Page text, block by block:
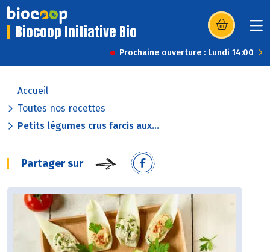
Biocoop Initiative Bio (s’ouvre dans
Prochaine ouverture : Lundi 14:00
Accueil
Toutes nos recettes
Petits légumes crus farcis aux...
Partager sur